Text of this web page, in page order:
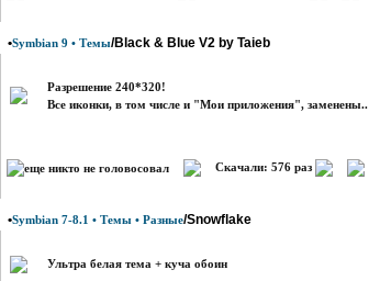
•Symbian 9 • Темы/Black & Blue V2 by Taieb
Разрешение 240*320!
Все иконки, в том числе и "Мои приложения", заменены..
Скачали: 576 раз
•Symbian 7-8.1 • Темы • Разные/Snowflake
Ультра белая тема + куча обоин